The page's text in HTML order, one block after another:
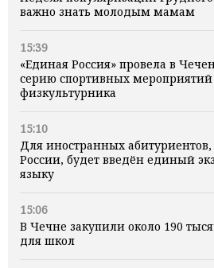
важно знать молодым мамам
15:39
«Единая Россия» провела в
серию спортивных
физкультурника
15:10
Для иностранных
России, будет введён единый
языку
15:06
В Чечне закупили около 190
для школ